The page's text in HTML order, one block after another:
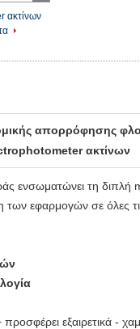
ακτίνων
απορρόφησης
ακτίνων
ενσωματώνει τη διπλή
των εφαρμογών σε όλες
προσφέρει εξαιρετικά -